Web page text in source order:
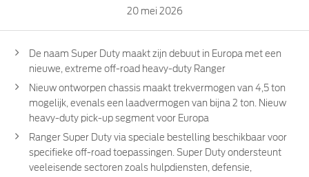
20 mei 2026
De naam Super Duty maakt zijn debuut in Europa met een
nieuwe, extreme off-road heavy-duty Ranger
Nieuw ontworpen chassis maakt trekvermogen van 4,5 ton
mogelijk, evenals een laadvermogen van bijna 2 ton. Nieuw
heavy-duty pick-up segment voor Europa
Ranger Super Duty via speciale bestelling beschikbaar voor
specifieke off-road toepassingen. Super Duty ondersteunt
veeleisende sectoren zoals hulpdiensten, defensie,